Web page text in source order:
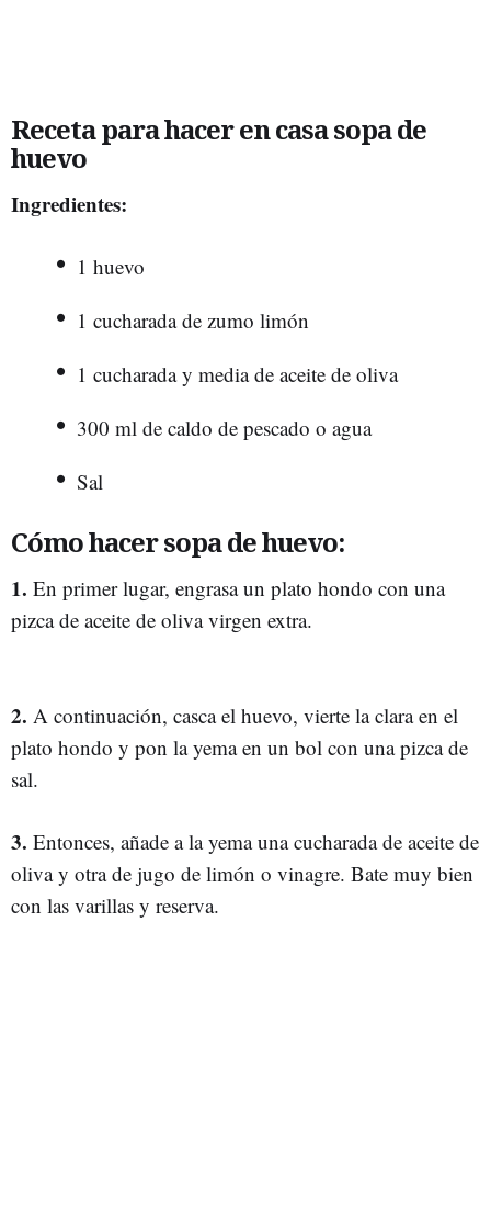
Receta para hacer en casa sopa de
huevo
Ingredientes:
1 huevo
1 cucharada de zumo limón
1 cucharada y media de aceite de oliva
300 ml de caldo de pescado o agua
Sal
Cómo hacer sopa de huevo:
1. En primer lugar, engrasa un plato hondo con una
pizca de aceite de oliva virgen extra.
2. A continuación, casca el huevo, vierte la clara en el
plato hondo y pon la yema en un bol con una pizca de
sal.
3. Entonces, añade a la yema una cucharada de aceite de
oliva y otra de jugo de limón o vinagre. Bate muy bien
con las varillas y reserva.